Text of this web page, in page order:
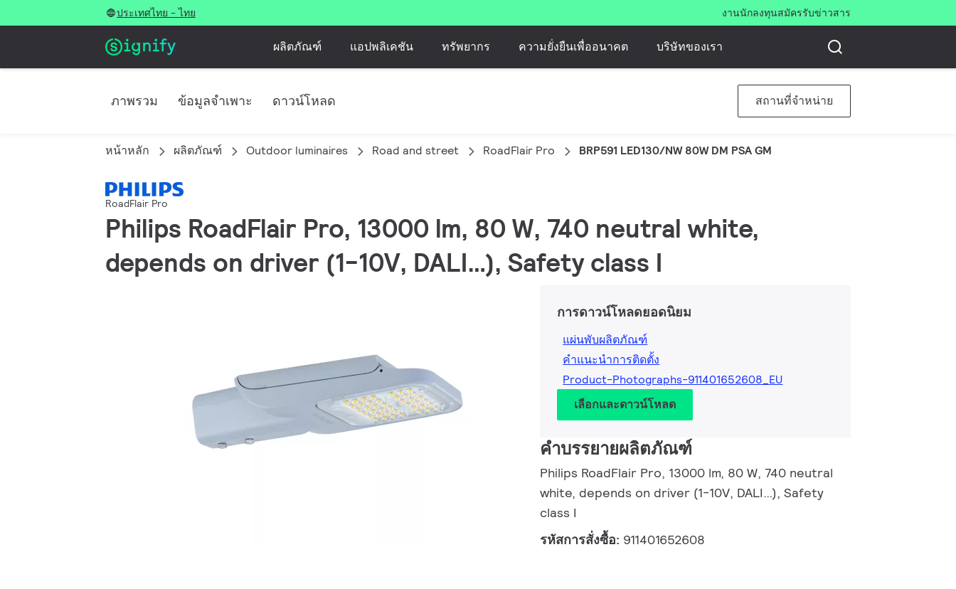
ประเทศไทย - ไทย งานนักลงทุนสมัครรับข่าวสาร
ผลิตภัณฑ์ แอปพลิเคชัน ทรัพยากร ความยั่งยืนเพื่ออนาคต บริษัทของเรา
ภาพรวม ข้อมูลจำเพาะ ดาวน์โหลด สถานที่จำหน่าย
หน้าหลัก ผลิตภัณฑ์ Outdoor luminaires Road and street RoadFlair Pro BRP591 LED130/NW 80W DM PSA GM
RoadFlair Pro
Philips RoadFlair Pro, 13000 lm, 80 W, 740 neutral white,
depends on driver (1-10V, DALI…), Safety class I
การดาวน์โหลดยอดนิยม
แผ่นพับผลิตภัณฑ์
คำแนะนำการติดตั้ง
Product-Photographs-911401652608_EU
เลือกและดาวน์โหลด
คำบรรยายผลิตภัณฑ์
Philips RoadFlair Pro, 13000 lm, 80 W, 740 neutral
white, depends on driver (1-10V, DALI…), Safety
class I
รหัสการสั่งซื้อ: 911401652608